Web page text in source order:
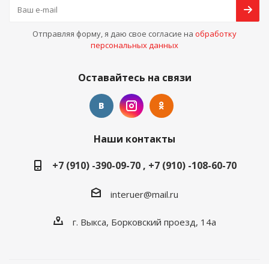
Отправляя форму, я даю свое согласие на обработку
персональных данных
Оставайтесь на связи
Наши контакты
+7 (910) -390-09-70 , +7 (910) -108-60-70
interuer@mail.ru
г. Выкса, Борковский проезд, 14а